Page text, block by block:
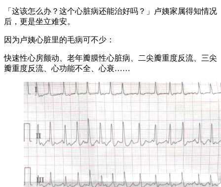
「这该怎么办？这个心脏病还能治好吗？」卢姨家属得知情况
后，更是坐立难安。
因为卢姨心脏里的毛病可不少：
快速性心房颤动、老年瓣膜性心脏病、二尖瓣重度反流、三尖
瓣重度反流、心功能不全、心衰……